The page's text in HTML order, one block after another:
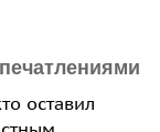
оставил